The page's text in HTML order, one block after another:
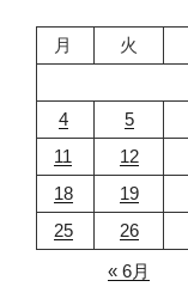
月
火
4
5
11
12
18
19
25
26
« 6月